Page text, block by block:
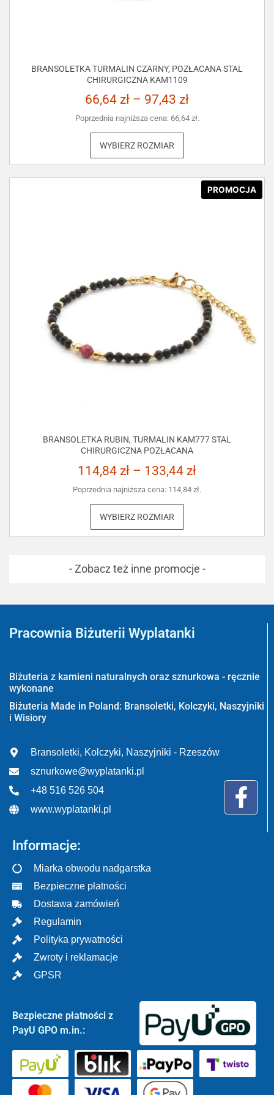
BRANSOLETKA TURMALIN CZARNY, POZŁACANA STAL
CHIRURGICZNA KAM1109
66,64 zł – 97,43 zł
Poprzednia najniższa cena: 66,64 zł.
WYBIERZ ROZMIAR
PROMOCJA
BRANSOLETKA RUBIN, TURMALIN KAM777 STAL
CHIRURGICZNA POZŁACANA
114,84 zł – 133,44 zł
Poprzednia najniższa cena: 114,84 zł.
WYBIERZ ROZMIAR
- Zobacz też inne promocje -
Pracownia Biżuterii Wyplatanki
Biżuteria z kamieni naturalnych oraz sznurkowa - ręcznie
wykonane
Biżuteria Made in Poland: Bransoletki, Kolczyki, Naszyjniki
i Wisiory
Bransoletki, Kolczyki, Naszyjniki - Rzeszów
sznurkowe@wyplatanki.pl
+48 516 526 504
www.wyplatanki.pl
Informacje:
Miarka obwodu nadgarstka
Bezpieczne płatności
Dostawa zamówień
Regulamin
Polityka prywatności
Zwroty i reklamacje
GPSR
Bezpieczne płatności z
PayU GPO m.in.: